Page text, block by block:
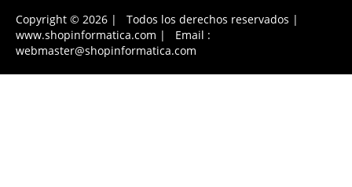
Copyright © 2026 | Todos los derechos reservados |
www.shopinformatica.com | Email :
webmaster@shopinformatica.com